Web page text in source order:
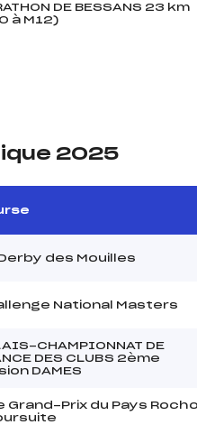
DE BESSANS 23 km
à M12)
2025
des Mouilles
National Masters
CHAMPIONNAT DE
DES CLUBS 2ème
DAMES
Grand-Prix du Pays